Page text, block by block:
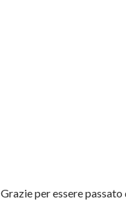
P
Grazie per essere